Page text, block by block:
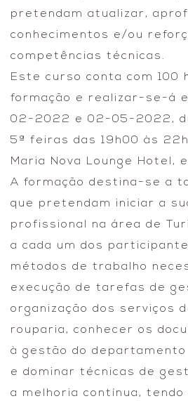
pretendam atualizar,
conhecimentos e/ou
competências técnicas.
Este curso conta com 100
formação e realizar-se-á
02-2022 e 02-05-2022,
5ª feiras das 19h00 às
Maria Nova Lounge Hotel,
A formação destina-se a
que pretendam iniciar a
profissional na área de
a cada um dos
métodos de trabalho
execução de tarefas de
organização dos serviços
rouparia, conhecer os
à gestão do departamento
e dominar técnicas de
a melhoria contínua, tendo